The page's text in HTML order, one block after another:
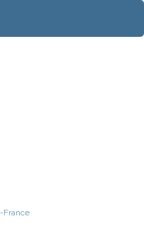
France